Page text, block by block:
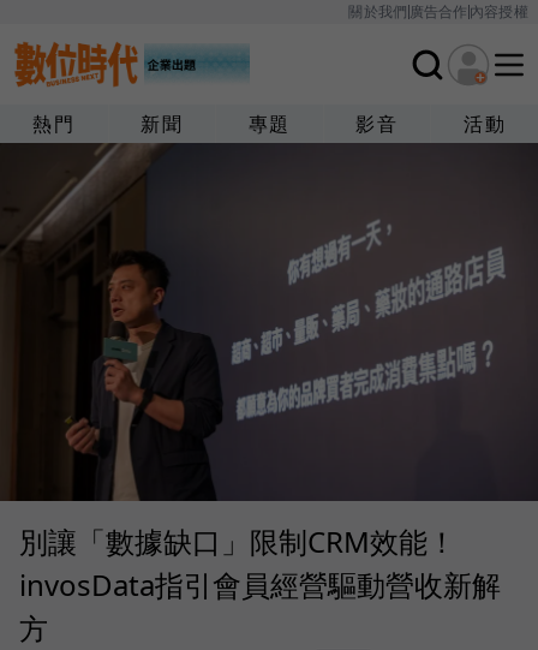
關於我們廣告合作內容授權
熱門 新聞 專題 影音 活動
別讓「數據缺口」限制CRM效能！
invosData指引會員經營驅動營收新解
方